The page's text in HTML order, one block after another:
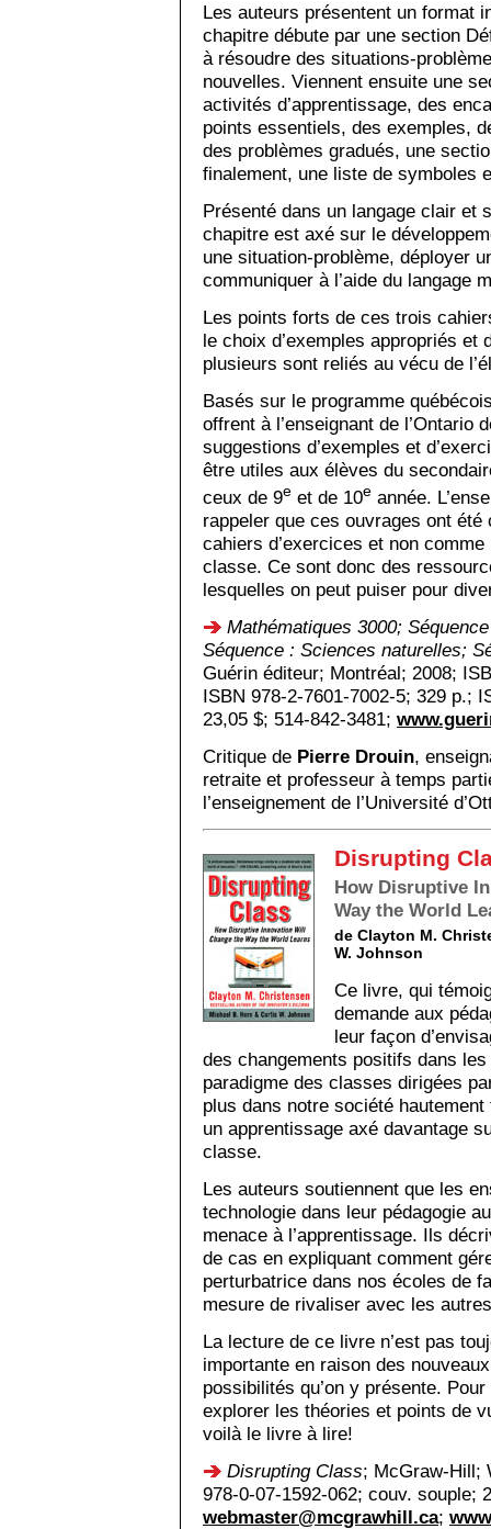
Les auteurs présentent un format
chapitre débute par une section
à résoudre des situations-
nouvelles. Viennent ensuite une
activités d’apprentissage, des
points essentiels, des exemples,
des problèmes gradués, une
finalement, une liste de symboles
Présenté dans un langage clair et
chapitre est axé sur le
une situation-problème, déployer
communiquer à l’aide du langage
Les points forts de ces trois
le choix d’exemples appropriés et
plusieurs sont reliés au vécu de
Basés sur le programme
offrent à l’enseignant de l’Ontario
suggestions d’exemples et
être utiles aux élèves du
ceux de 9e et de 10e année.
rappeler que ces ouvrages ont été
cahiers d’exercices et non comme
classe. Ce sont donc des
lesquelles on peut puiser pour
Mathématiques 3000;
Séquence : Sciences naturelles;
Guérin éditeur; Montréal; 2008;
ISBN 978-2-7601-7002-5; 329 p.;
23,05 $; 514-842-3481;
Critique de Pierre Drouin,
retraite et professeur à temps
l’enseignement de l’Université
Disrupting
How Disruptive
Way the World
de Clayton M.
W. Johnson
Ce livre, qui
demande aux
leur façon
des changements positifs dans
paradigme des classes dirigées
plus dans notre société
un apprentissage axé davantage
classe.
Les auteurs soutiennent que les
technologie dans leur pédagogie
menace à l’apprentissage. Ils
de cas en expliquant comment
perturbatrice dans nos écoles de
mesure de rivaliser avec les
La lecture de ce livre n’est pas
importante en raison des
possibilités qu’on y présente.
explorer les théories et points de
voilà le livre à lire!
Disrupting Class; McGraw-Hill;
978-0-07-1592-062; couv. souple;
webmaster@mcgrawhill.ca;